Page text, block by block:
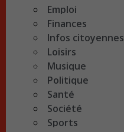
Emploi
Finances
Infos citoyennes
Loisirs
Musique
Politique
Santé
Société
Sports